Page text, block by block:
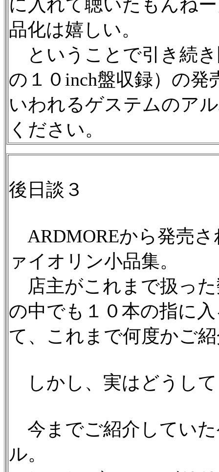
に入れて聴いたもんね
品化は嬉しい。
ということで引き続
の１０inch盤収録）の
いわれるゲステムのア
ください。
後日談３
ARDMOREから発売
ァイオリン小品集。
店主がこれまで扱っ
の中でも１０本の指に
て、これまで何度かご
しかし、実はどうし
今までご紹介してい
ル。